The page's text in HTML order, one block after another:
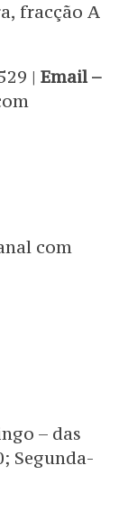
fracção A
|Email –
com
– das
Segunda-